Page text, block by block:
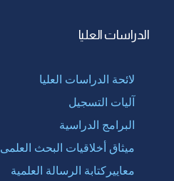
الدراسات العليا
لائحة الدراسات العليا
آليات التسجيل
البرامج الدراسية
ميثاق أخلاقيات البحث العلمى
معاييركتابة الرسالة العلمية